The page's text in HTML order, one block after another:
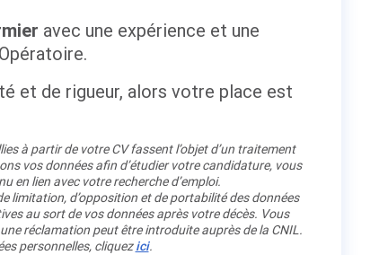
avec une expérience et une
et de rigueur, alors votre place est
à partir de votre CV fassent l’objet d’un traitement
vos données afin d’étudier votre candidature, vous
en lien avec votre recherche d’emploi.
limitation, d’opposition et de portabilité des données
au sort de vos données après votre décès. Vous
réclamation peut être introduite auprès de la CNIL.
personnelles, cliquezici.